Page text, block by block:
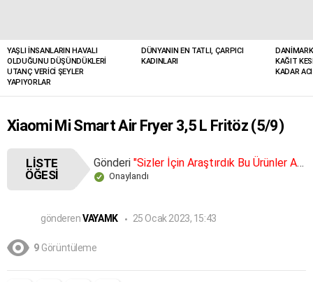
YAŞLI İNSANLARIN HAVALI
OLDUĞUNU DÜŞÜNDÜKLERI
UTANÇ VERICI ŞEYLER
YAPIYORLAR
DÜNYANIN EN TATLI, ÇARPICI
KADINLARI
KAĞIT
KADAR
Xiaomi Mi Smart Air Fryer 3,5 L Fritöz (5/9)
LISTE
ÖĞESI
Gönderi"Sizler İçin Araştırdık Bu Ürünler Alınır Trendyol 2023 En İyiler"
Onaylandı
gönderen VAYAMK 25 Ocak 2023, 15:43
9 Görüntüleme